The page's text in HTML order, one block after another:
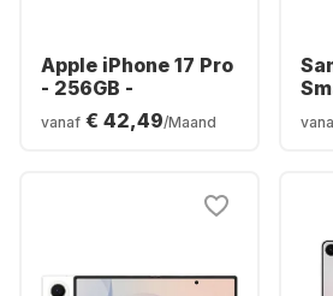
Apple iPhone 17 Pro
- 256GB -
vanaf € 42,49/Maand
Z
-